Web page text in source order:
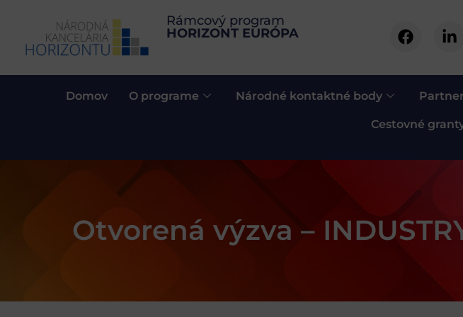
Rámcový program
HORIZONT EURÓPA
Domov O programe Národné kontaktné body
Cestovné
Otvorená výzva –